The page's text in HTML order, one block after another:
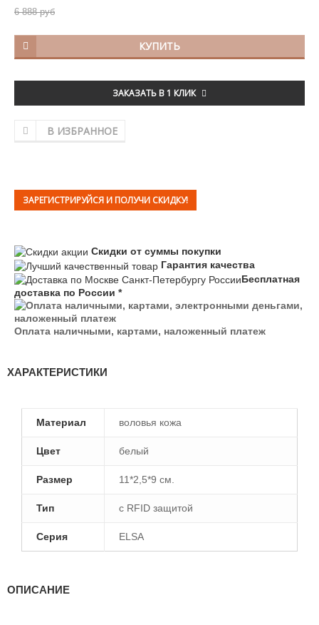
6 888 руб
КУПИТЬ
ЗАКАЗАТЬ В 1 КЛИК
В ИЗБРАННОЕ
ЗАРЕГИСТРИРУЙСЯ И ПОЛУЧИ СКИДКУ!
Скидки от суммы покупки
Гарантия качества
Бесплатная
доставка по России *
Оплата наличными, картами, наложенный платеж
ХАРАКТЕРИСТИКИ
Материал воловья кожа
Цвет белый
Размер 11*2,5*9 см.
Тип с RFID защитой
Серия ELSA
ОПИСАНИЕ